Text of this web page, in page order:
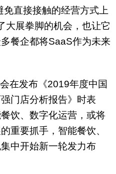
直接接触的经营方式上
大展拳脚的机会，也让它
餐企都将SaaS作为未来
在发布《2019年度中国
门店分析报告》时表
饮、数字化运营，或将
重要抓手，智能餐饮、
中开始新一轮发力布